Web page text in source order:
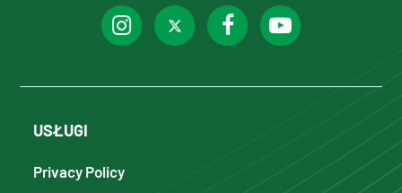
USŁUGI
Privacy Policy